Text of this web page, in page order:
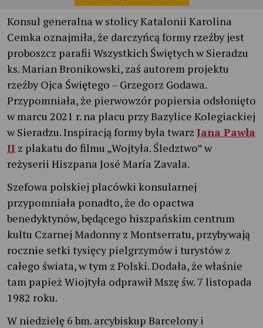
Konsul generalna w stolicy Katalonii Karolina
Cemka oznajmiła, że darczyńcą formy rzeźby jest
proboszcz parafii Wszystkich Świętych w Sieradzu
ks. Marian Bronikowski, zaś autorem projektu
rzeźby Ojca Świętego – Grzegorz Godawa.
Przypomniała, że pierwowzór popiersia odsłonięto
w marcu 2021 r. na placu przy Bazylice Kolegiackiej
w Sieradzu. Inspiracją formy była twarz Jana Pawła
II z plakatu do filmu „Wojtyła. Śledztwo” w
reżyserii Hiszpana José María Zavala.
Szefowa polskiej placówki konsularnej
przypomniała ponadto, że do opactwa
benedyktynów, będącego hiszpańskim centrum
kultu Czarnej Madonny z Montserratu, przybywają
rocznie setki tysięcy pielgrzymów i turystów z
całego świata, w tym z Polski. Dodała, że właśnie
tam papież Wiojtyła odprawił Mszę św. 7 listopada
1982 roku.
W niedzielę 6 bm. arcybiskup Barcelony i